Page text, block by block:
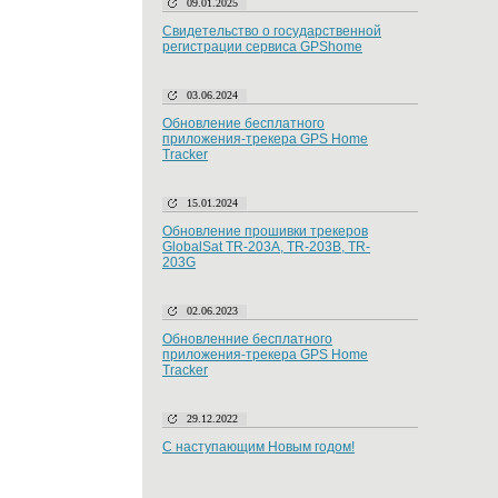
09.01.2025
Свидетельство о государственной
регистрации сервиса GPShome
03.06.2024
Обновление бесплатного
приложения-трекера GPS Home
Tracker
15.01.2024
Обновление прошивки трекеров
GlobalSat TR-203A, TR-203B, TR-
203G
02.06.2023
Обновленние бесплатного
приложения-трекера GPS Home
Tracker
29.12.2022
С наступающим Новым годом!